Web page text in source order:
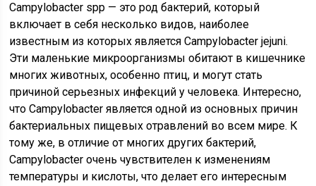
Campylobacter spp — это род бактерий, который
включает в себя несколько видов, наиболее
известным из которых является Campylobacter jejuni.
Эти маленькие микроорганизмы обитают в кишечнике
многих животных, особенно птиц, и могут стать
причиной серьезных инфекций у человека. Интересно,
что Campylobacter является одной из основных причин
бактериальных пищевых отравлений во всем мире. К
тому же, в отличие от многих других бактерий,
Campylobacter очень чувствителен к изменениям
температуры и кислоты, что делает его интересным